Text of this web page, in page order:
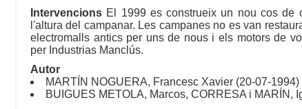
Intervencions El 1999 es construeix un nou cos de
l'altura del campanar. Les campanes no es van
electromalls antics per uns de nous i els motors de
per Industrias Manclús.
Autor
MARTÍN NOGUERA, Francesc Xavier (20-07-1994)
BUIGUES METOLA, Marcos, CORRESA i MARÍN,